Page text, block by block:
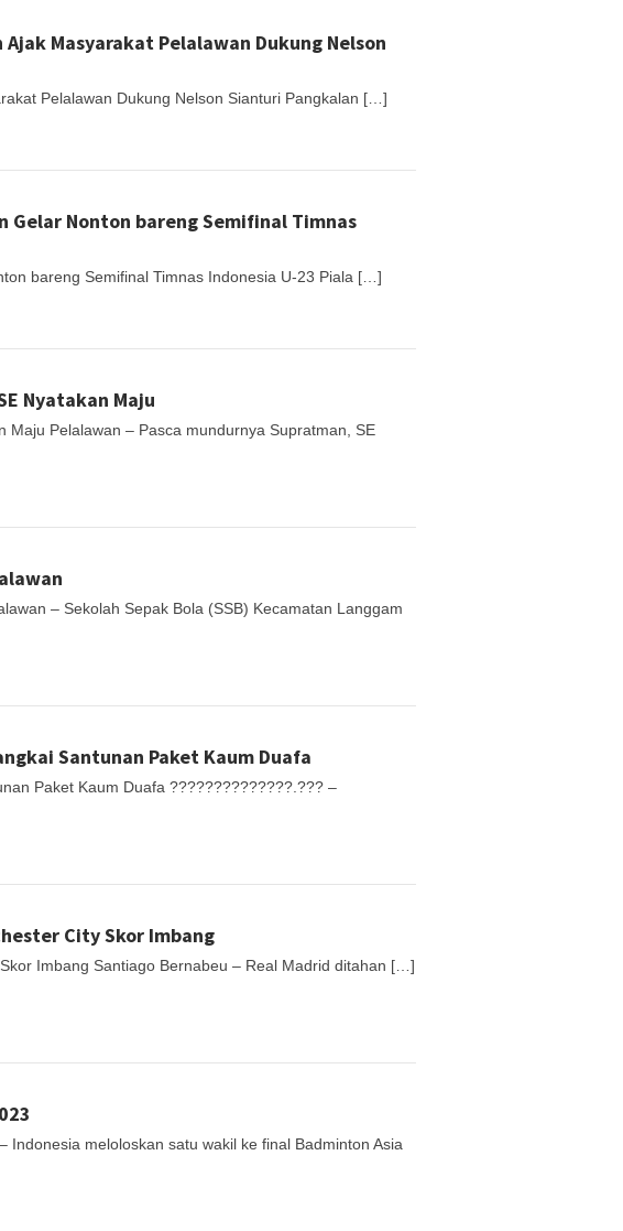
Masyarakat Pelalawan Dukung Nelson
Pelalawan Dukung Nelson Sianturi Pangkalan […]
Gelar Nonton bareng Semifinal Timnas
bareng Semifinal Timnas Indonesia U-23 Piala […]
Nyatakan Maju
Maju Pelalawan – Pasca mundurnya Supratman, SE
– Sekolah Sepak Bola (SSB) Kecamatan Langgam
Santunan Paket Kaum Duafa
Paket Kaum Duafa ??????????????.??? –
City Skor Imbang
Imbang Santiago Bernabeu – Real Madrid ditahan […]
meloloskan satu wakil ke final Badminton Asia